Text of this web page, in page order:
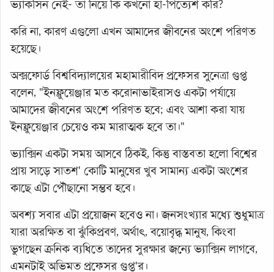
ভ্যাকসিন নেই- তা নিয়ে কি কখনো হা-পিত্যেশ করি?
করি না, কারণ এগুলো এখন আমাদের জীবনের অংশে পরিণত
হয়েছে।
অক্সফোর্ড বিশ্ববিদ্যালয়ের মহামারীবিদ প্রফেসর সুনেত্রা গুপ্ত
বলেন, "ইনফ্লুয়েঞ্জার মত করোনাভাইরাসও একটা পর্যায়ে
আমাদের জীবনের অংশে পরিণত হবে; এবং আশা করা যায়
ইনফ্লুয়েঞ্জার চেয়েও কম মারাত্মক হবে তা।"
ভ্যাক্সিন একটা সময় আসবে ঠিকই, কিন্তু বাস্তবতা হলো বিশ্বের
প্রায় সাড়ে সাতশ' কোটি মানুষের খুব সামান্য একটা অংশের
কাছে এটা পৌঁছানো সম্ভব হবে।
অবশ্য সবার এটা প্রয়োজন হবেও না। জনসংখ্যার মধ্যে শুধুমাত্র
যারা অরক্ষিত বা ঝুঁকিপ্রবণ, অর্থাৎ, বয়োবৃদ্ধ মানুষ, কিংবা
ভুগছেন ক্রনিক ব্যধিতে তাদের সুরক্ষার জন্যে ভ্যাক্সিন লাগবে,
এমনটাই অভিমত প্রফেসর গুপ্ত'র।